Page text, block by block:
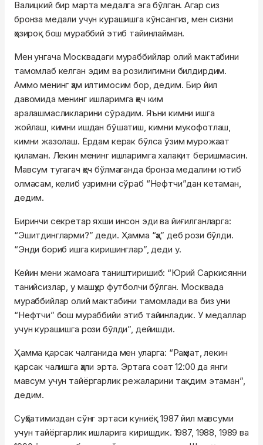
Валицкий бир марта медалга эга бўлган. Агар сиз
бронза медали учун курашишга кўнсангиз, мен сизни
ҳозироқ бош мураббий этиб тайинлайман.
Мен унгача Москвадаги мураббийлар олий мактабини
тамомлаб келган эдим ва розилигимни билдирдим.
Аммо менинг ҳам илтимосим бор, дедим. Бир йил
давомида менинг ишларимга ҳеч ким
аралашмасликларини сўрадим. Яъни кимни ишга
жойлаш, кимни ишдан бўшатиш, кимни мукофотлаш,
кимни жазолаш. Ёрдам керак бўлса ўзим мурожаат
қиламан. Лекин менинг ишларимга халақит беришмасин.
Мавсум тугагач ҳеч бўлмаганда бронза медалини ютиб
олмасам, келиб узримни сўраб “Нефтчи”дан кетаман,
дедим.
Биринчи секретар яхши инсон эди ва йиғилганларга:
“Эшитдингларми?” деди. Ҳамма “ҳа” деб рози бўлди.
“Энди бориб ишга киришинглар”, деди у.
Кейин мени жамоага таништиришиб: “Юрий Саркисянни
танийсизлар, у машҳур футболчи бўлган. Москвада
мураббийлар олий мактабини тамомлади ва биз уни
“Нефтчи” бош мураббийи этиб тайинладик. У медаллар
учун курашишга рози бўлди”, дейишди.
Ҳамма қарсак чалганида мен уларга: “Раҳмат, лекин
қарсак чалишга ҳали эрта. Эртага соат 12:00 да янги
мавсум учун тайёргарлик режаларини тақдим этаман”,
дедим.
Суҳбатимиздан сўнг эртаси куниёқ 1987 йил мавсуми
учун тайёргарлик ишларига киришдик. 1987, 1988, 1989 ва